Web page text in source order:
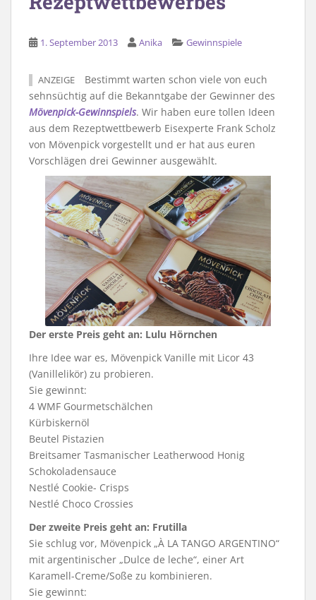
1. September 2013 Anika Gewinnspiele
ANZEIGE
Bestimmt warten schon viele von euch
sehnsüchtig auf die Bekanntgabe der Gewinner des
Mövenpick-Gewinnspiels. Wir haben eure tollen Ideen
aus dem Rezeptwettbewerb Eisexperte Frank Scholz
von Mövenpick vorgestellt und er hat aus euren
Vorschlägen drei Gewinner ausgewählt.
Der erste Preis geht an: Lulu Hörnchen
Ihre Idee war es, Mövenpick Vanille mit Licor 43
(Vanillelikör) zu probieren.
Sie gewinnt:
4 WMF Gourmetschälchen
Kürbiskernöl
Beutel Pistazien
Breitsamer Tasmanischer Leatherwood Honig
Schokoladensauce
Nestlé Cookie- Crisps
Nestlé Choco Crossies
Der zweite Preis geht an: Frutilla
Sie schlug vor, Mövenpick „À LA TANGO ARGENTINO“
mit argentinischer „Dulce de leche“, einer Art
Karamell-Creme/Soße zu kombinieren.
Sie gewinnt: